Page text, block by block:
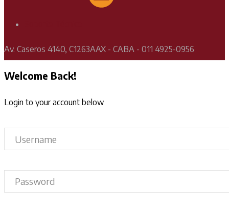
Av. Caseros 4140, C1263AAX - CABA - 011 4925-0956
Welcome Back!
Login to your account below